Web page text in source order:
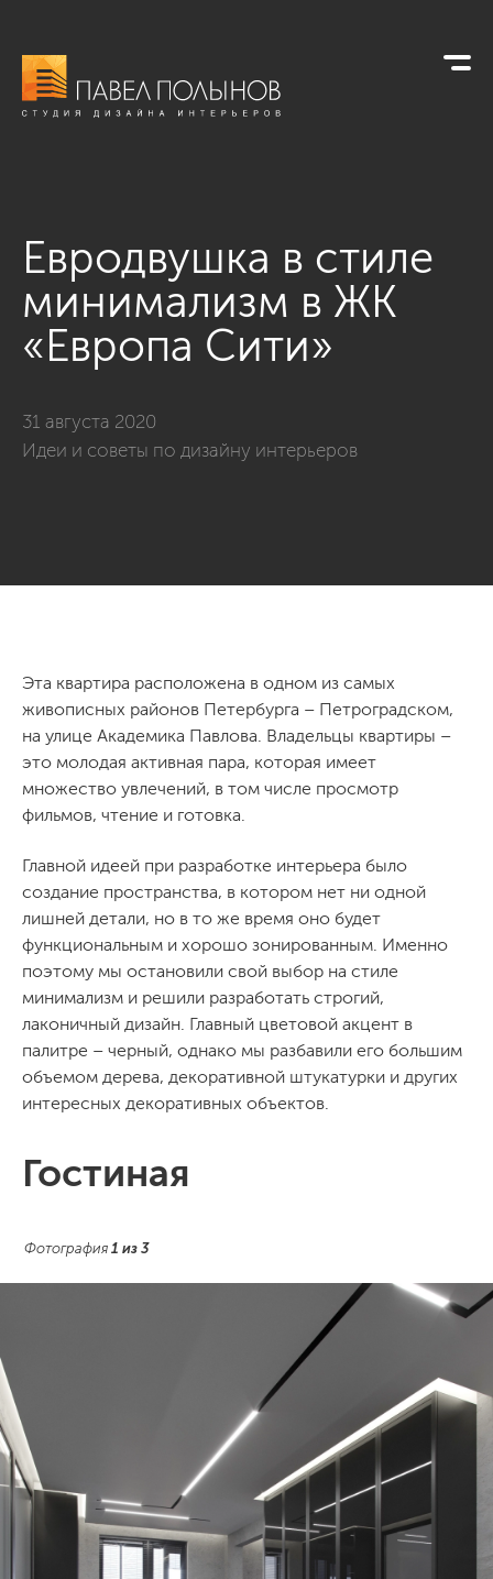
Eвродвушка в стиле
минимализм в ЖК
«Европа Сити»
31 августа 2020
Идеи и советы по дизайну интерьеров
Эта квартира расположена в одном из самых
живописных районов Петербурга – Петроградском,
на улице Академика Павлова. Владельцы квартиры –
это молодая активная пара, которая имеет
множество увлечений, в том числе просмотр
фильмов, чтение и готовка.
Главной идеей при разработке интерьера было
создание пространства, в котором нет ни одной
лишней детали, но в то же время оно будет
функциональным и хорошо зонированным. Именно
поэтому мы остановили свой выбор на стиле
минимализм и решили разработать строгий,
лаконичный дизайн. Главный цветовой акцент в
палитре – черный, однако мы разбавили его большим
объемом дерева, декоративной штукатурки и других
интересных декоративных объектов.
Гостиная
Фотография 1 из 3